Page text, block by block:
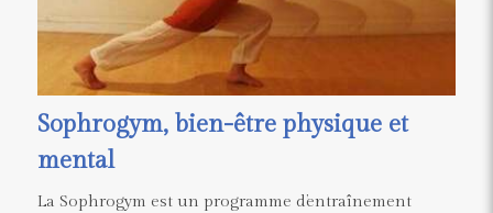
Sophrogym, bien-être physique et
mental
La Sophrogym est un programme d’entraînement